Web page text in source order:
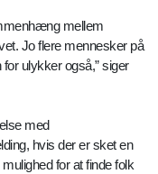
mellem
Jo flere mennesker på
ulykker også,” siger
med
hvis der er sket en
for at finde folk